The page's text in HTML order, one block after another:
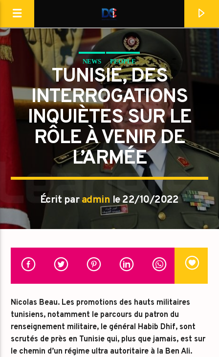
[Il n'y a pas de stations de radio dans la base de données]
NEWS PEOPLE
TUNISIE, DES
INTERROGATIONS
INQUIÈTES SUR LE
RÔLE À VENIR DE
L’ARMÉE
Écrit paradmin le 22/10/2022
Nicolas Beau. Les promotions des hauts militaires
tunisiens, notamment le parcours du patron du
renseignement militaire, le général Habib Dhif, sont
scrutés de près en Tunisie qui, plus que jamais, est sur
le chemin d’un régime ultra autoritaire à la Ben Ali.